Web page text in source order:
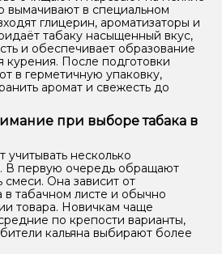
вымачивают в специальном
глицерин, ароматизаторы и
табаку насыщенный вкус,
и обеспечивает образование
курения. После подготовки
в герметичную упаковку,
аромат и свежесть до
при выборе табака в
несколько
В первую очередь обращают
смеси. Она зависит от
табачном листе и обычно
товара. Новичкам чаще
по крепости варианты,
кальяна выбирают более